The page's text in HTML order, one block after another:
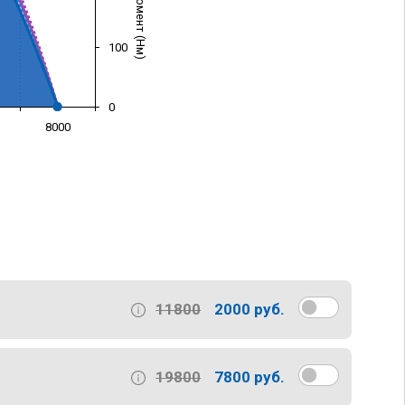
8000
0
100
11800 2000 руб.
19800 7800 руб.